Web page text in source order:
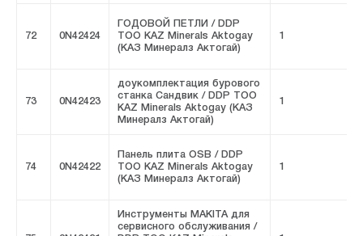
72 0N42424
ГОДОВОЙ ПЕТЛИ / DDP
ТОО KAZ Minerals Aktogay
(КАЗ Минералз Актогай)
1
73 0N42423
доукомплектация бурового
станка Сандвик / DDP ТОО
KAZ Minerals Aktogay (КАЗ
Минералз Актогай)
1
74 0N42422
Панель плита OSB / DDP
ТОО KAZ Minerals Aktogay
(КАЗ Минералз Актогай)
1
Инструменты MAKITA для
сервисного обслуживания /